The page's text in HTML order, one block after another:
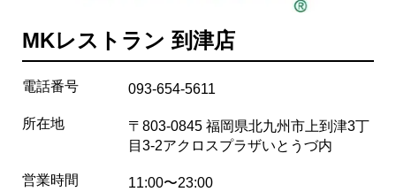
MKレストラン 到津店
電話番号 093-654-5611
所在地
〒803-0845 福岡県北九州市上到津3丁
目3-2アクロスプラザいとうづ内
営業時間
11:00〜23:00